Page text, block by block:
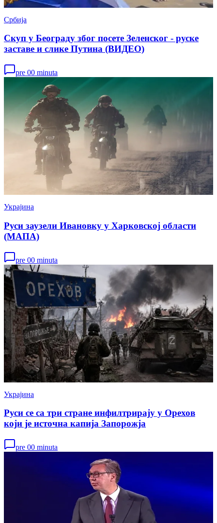
Србија
Скуп у Београду због посете Зеленског - руске
заставе и слике Путина (ВИДЕО)
pre 00 minuta
Украјина
Руси заузели Ивановку у Харковској области
(МАПА)
pre 00 minuta
Украјина
Руси се са три стране инфилтрирају у Орехов
који је источна капија Запорожја
pre 00 minuta